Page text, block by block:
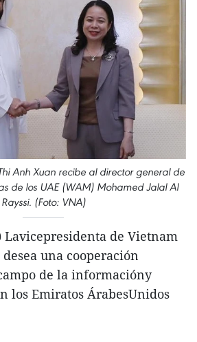
Anh Xuan recibe al director general de
de los UAE (WAM) Mohamed Jalal Al
Rayssi. (Foto: VNA)
Lavicepresidenta de Vietnam
una cooperación
de la informacióny
los Emiratos ÁrabesUnidos